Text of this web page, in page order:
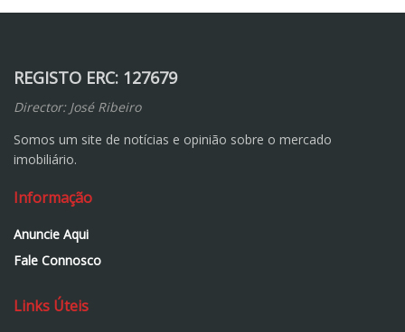
REGISTO ERC: 127679
Director: José Ribeiro
Somos um site de notícias e opinião sobre o mercado
imobiliário.
Informação
Anuncie Aqui
Fale Connosco
Links Úteis